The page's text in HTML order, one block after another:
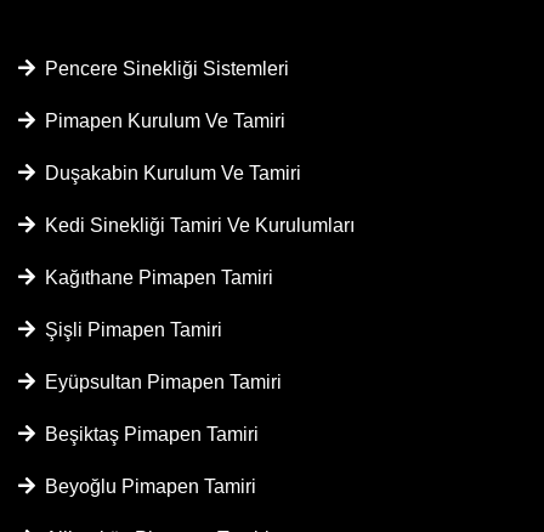
Pencere Sinekliği Sistemleri
Pimapen Kurulum Ve Tamiri
Duşakabin Kurulum Ve Tamiri
Kedi Sinekliği Tamiri Ve Kurulumları
Kağıthane Pimapen Tamiri
Şişli Pimapen Tamiri
Eyüpsultan Pimapen Tamiri
Beşiktaş Pimapen Tamiri
Beyoğlu Pimapen Tamiri